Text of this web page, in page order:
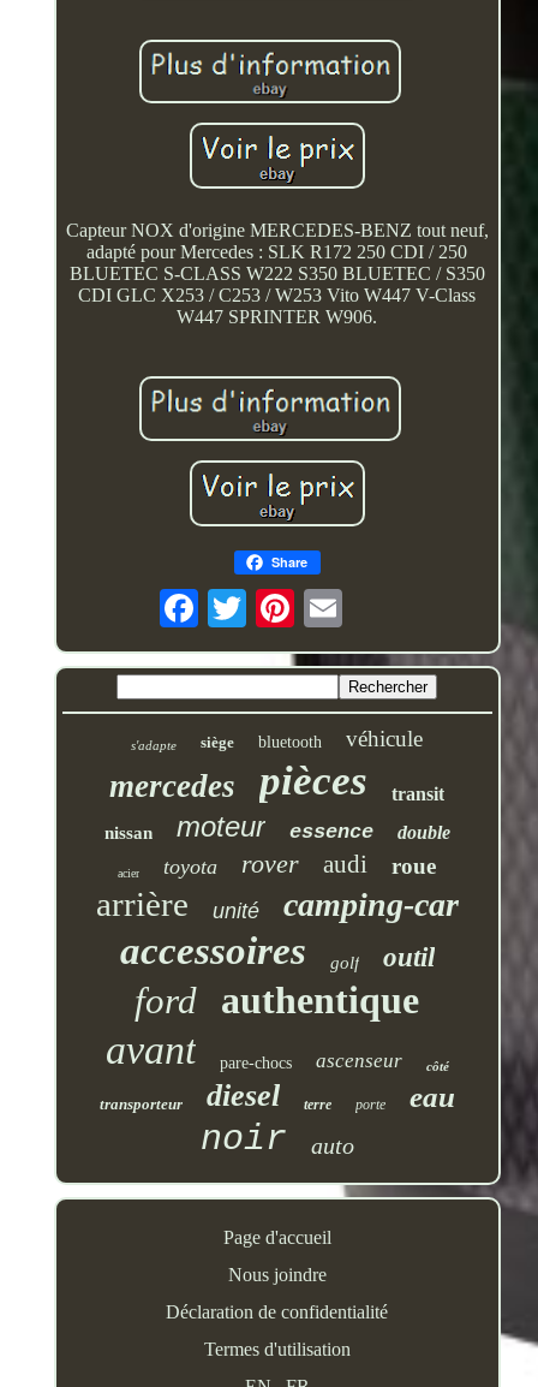
Capteur NOX d'origine MERCEDES-BENZ tout neuf,
adapté pour Mercedes : SLK R172 250 CDI / 250
BLUETEC S-CLASS W222 S350 BLUETEC / S350
CDI GLC X253 / C253 / W253 Vito W447 V-Class
W447 SPRINTER W906.
Share
s'adapte siège bluetooth véhicule
mercedes pièces transit
nissan moteur essence double
acier toyota rover audi roue
arrière unité camping-car
accessoires golf outil
ford authentique
avant pare-chocs ascenseur côté
transporteur diesel terre porte eau
noir auto
Page d'accueil
Nous joindre
Déclaration de confidentialité
Termes d'utilisation